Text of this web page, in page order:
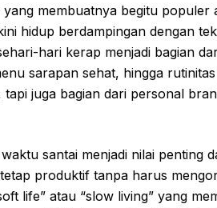
membuatnya begitu populer
hidup berdampingan dengan
hari kerap menjadi bagian
sarapan sehat, hingga
juga bagian dari personal
santai menjadi nilai penting
produktif tanpa harus
life” atau “slow living” yang